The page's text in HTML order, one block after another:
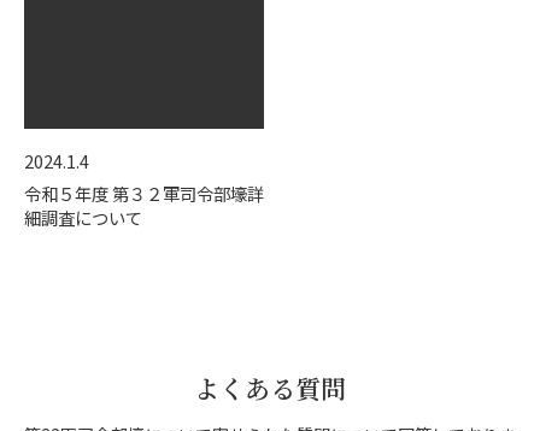
2024.1.4
令和５年度 第３２軍司令部壕詳
細調査について
よくある質問